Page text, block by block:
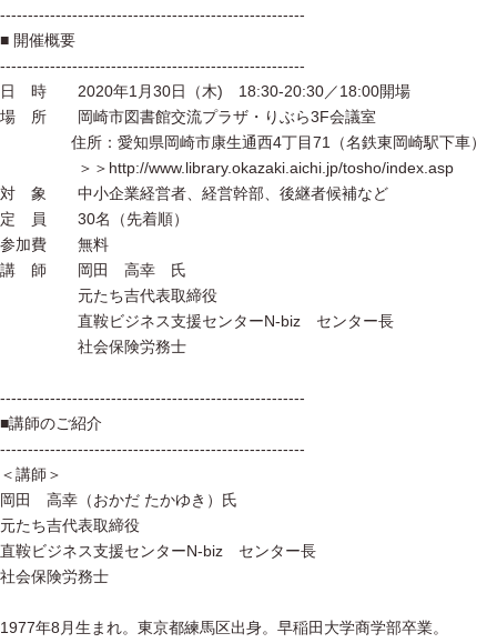
-------------------------------------------------------
■ 開催概要
-------------------------------------------------------
日 時 2020年1月30日（木) 18:30-20:30／18:00開場
場 所 岡崎市図書館交流プラザ・りぶら3F会議室
住所：愛知県岡崎市康生通西4丁目71（名鉄東岡崎駅下車）
＞＞http://www.library.okazaki.aichi.jp/tosho/index.asp
対 象 中小企業経営者、経営幹部、後継者候補など
定 員 30名（先着順）
参加費 無料
講 師 岡田 高幸 氏
元たち吉代表取締役
直鞍ビジネス支援センターN-biz センター長
社会保険労務士
-------------------------------------------------------
■講師のご紹介
-------------------------------------------------------
＜講師＞
岡田 高幸（おかだ たかゆき）氏
元たち吉代表取締役
直鞍ビジネス支援センターN-biz センター長
社会保険労務士
1977年8月生まれ。東京都練馬区出身。早稲田大学商学部卒業。